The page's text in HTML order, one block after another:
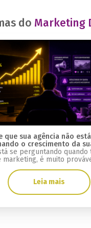
do Marketing
que sua agência não
o crescimento da
se perguntando quando
marketing, é muito
essa sensação aparece
a impressão de que o
Depois, as
repetitivas, os relatórios
e o crescimento já
Leia mais